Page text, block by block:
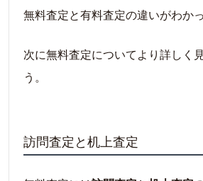
無料査定と有料査定の違いがわか
次に無料査定についてより詳しく
う。
訪問査定と机上査定